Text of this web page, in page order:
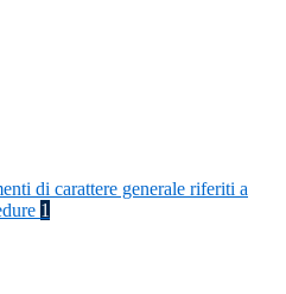
di carattere generale riferiti a
1